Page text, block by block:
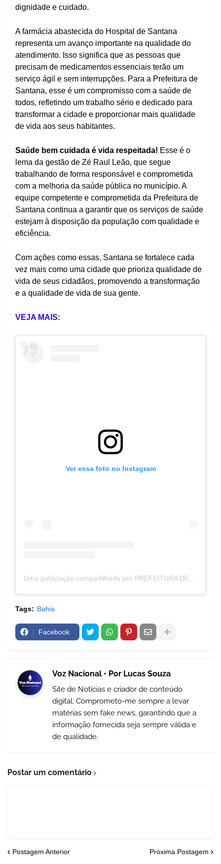
dignidade e cuidado.
A farmácia abastecida do Hospital de Santana
representa um avanço importante na qualidade do
atendimento. Isso significa que as pessoas que
precisam de medicamentos essenciais terão um
serviço ágil e sem interrupções. Para a Prefeitura de
Santana, esse é um compromisso com a saúde de
todos, refletindo um trabalho sério e dedicado para
transformar a cidade e proporcionar mais qualidade
de vida aos seus habitantes.
Saúde bem cuidada é vida respeitada! Esse é o
lema da gestão de Zé Raul Leão, que segue
trabalhando de forma responsável e comprometida
com a melhoria da saúde pública no município. A
equipe competente e comprometida da Prefeitura de
Santana continua a garantir que os serviços de saúde
estejam à disposição da população com qualidade e
eficiência.
Com ações como essas, Santana se fortalece cada
vez mais como uma cidade que prioriza qualidade de
vida de seus cidadãos, promovendo a transformação
e a qualidade de vida de sua gente.
VEJA MAIS:
Ver essa foto no Instagram
Uma publicação compartilhada por PREFEITURA DE SANTANA - BA (@prefeiturasantanaba)
Tags: Bahia
Facebook
Voz Nacional • Por Lucas Souza
Site de Notícias e criador de conteúdo
digital. Comprometo-me sempre a levar
matérias sem fake news, garantindo que a
informação fornecida seja sempre válida e
de qualidade.
Postar um comentário
Postagem Anterior Próxima Postagem